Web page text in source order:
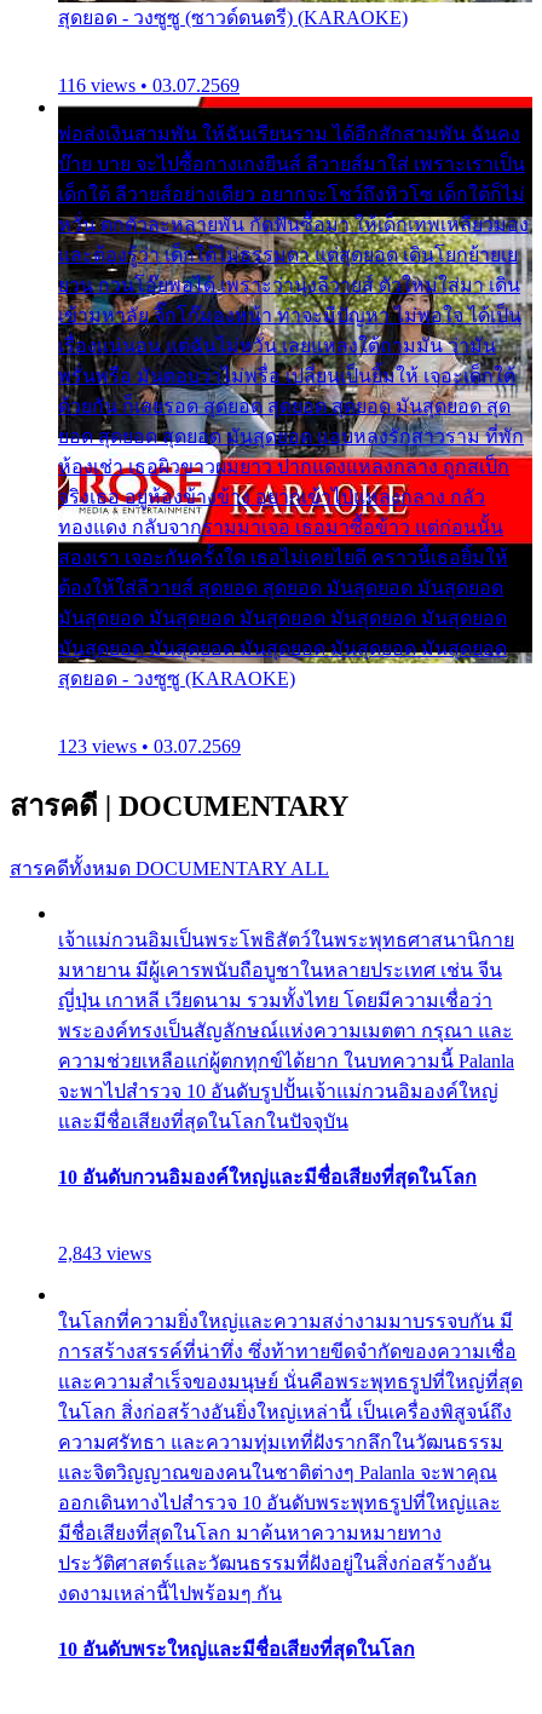
สุดยอด - วงซูซู (ซาวด์ดนตรี) (KARAOKE)
116 views • 03.07.2569
พ่อส่งเงินสามพัน ให้ฉันเรียนราม ได้อีกสักสามพัน ฉันคง
บ๊าย บาย จะไปซื้อกางเกงยีนส์ ลีวายส์มาใส่ เพราะเราเป็น
เด็กใต้ ลีวายส์อย่างเดียว อยากจะโชว์ถึงหิวโซ เด็กใต้ก็ไม่
หวั่น ตกตัวละหลายพัน กัดฟันซื้อมา ให้เด็กเทพเหลียวมอง
และต้องรู้ว่า เด็กใต้ไม่ธรรมดา แต่สุดยอด เดินโยกย้ายเย
ยวน กวนโอ๊ยพอได้ เพราะว่านุ่งลีวายส์ ตัวใหม่ใส่มา เดิน
เข้ามหาลัย จิ๊กโก๊มองหน้า ท่าจะมีปัญหา ไม่พอใจ ได้เป็น
เรื่องแน่นอน แต่ฉันไม่หวั่น เลยแหลงใต้ถามมัน ว่ามัน
พรั่นพรือ มันตอบว่าไม่พรื่อ เปลี่ยนเป็นยิ้มให้ เจอะเด็กใต้
ด้วยกัน ก็เลยรอด สุดยอด สุดยอด สุดยอด มันสุดยอด สุด
ยอด สุดยอด สุดยอด มันสุดยอด แอบหลงรักสาวราม ที่พัก
ห้องเช่า เธอผิวขาวผมยาว ปากแดงแหลงกลาง ถูกสเป็ก
จริงเธอ อยู่ห้องข้างข้าง อยากเข้าไปแหลงกลาง กลัว
ทองแดง กลับจากรามมาเจอ เธอมาซื้อข้าว แต่ก่อนนั้น
สองเรา เจอะกันครั้งใด เธอไม่เคยไยดี คราวนี้เธอยิ้มให้
ต้องให้ใส่ลีวายส์ สุดยอด สุดยอด มันสุดยอด มันสุดยอด
มันสุดยอด มันสุดยอด มันสุดยอด มันสุดยอด มันสุดยอด
มันสุดยอด มันสุดยอด มันสุดยอด มันสุดยอด มันสุดยอด
สุดยอด - วงซูซู (KARAOKE)
123 views • 03.07.2569
สารคดี | DOCUMENTARY
สารคดีทั้งหมด DOCUMENTARY ALL
เจ้าแม่กวนอิมเป็นพระโพธิสัตว์ในพระพุทธศาสนานิกาย
มหายาน มีผู้เคารพนับถือบูชาในหลายประเทศ เช่น จีน
ญี่ปุ่น เกาหลี เวียดนาม รวมทั้งไทย โดยมีความเชื่อว่า
พระองค์ทรงเป็นสัญลักษณ์แห่งความเมตตา กรุณา และ
ความช่วยเหลือแก่ผู้ตกทุกข์ได้ยาก ในบทความนี้ Palanla
จะพาไปสำรวจ 10 อันดับรูปปั้นเจ้าแม่กวนอิมองค์ใหญ่
และมีชื่อเสียงที่สุดในโลกในปัจจุบัน
10 อันดับกวนอิมองค์ใหญ่และมีชื่อเสียงที่สุดในโลก
2,843 views
ในโลกที่ความยิ่งใหญ่และความสง่างามมาบรรจบกัน มี
การสร้างสรรค์ที่น่าทึ่ง ซึ่งท้าทายขีดจำกัดของความเชื่อ
และความสำเร็จของมนุษย์ นั่นคือพระพุทธรูปที่ใหญ่ที่สุด
ในโลก สิ่งก่อสร้างอันยิ่งใหญ่เหล่านี้ เป็นเครื่องพิสูจน์ถึง
ความศรัทธา และความทุ่มเทที่ฝังรากลึกในวัฒนธรรม
และจิตวิญญาณของคนในชาติต่างๆ Palanla จะพาคุณ
ออกเดินทางไปสำรวจ 10 อันดับพระพุทธรูปที่ใหญ่และ
มีชื่อเสียงที่สุดในโลก มาค้นหาความหมายทาง
ประวัติศาสตร์และวัฒนธรรมที่ฝังอยู่ในสิ่งก่อสร้างอัน
งดงามเหล่านี้ไปพร้อมๆ กัน
10 อันดับพระใหญ่และมีชื่อเสียงที่สุดในโลก